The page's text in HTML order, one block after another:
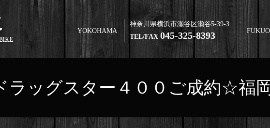
YOKOHAMA
神奈川県横浜市瀬谷区瀬谷5-39-3
TEL/FAX045-325-8393
ラッグスター４００ご成約☆福